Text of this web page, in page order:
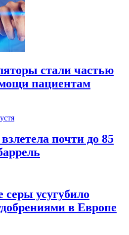
стали частью
пациентам
почти до 85
усугубило
в Европе